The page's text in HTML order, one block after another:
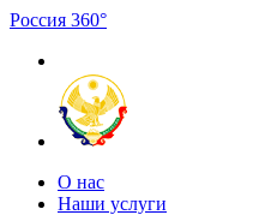
Россия 360°
О нас
Наши услуги